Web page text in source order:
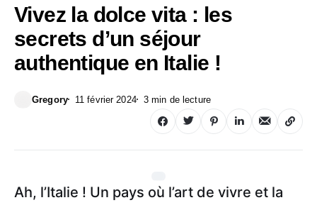
Vivez la dolce vita : les
secrets d’un séjour
authentique en Italie !
Gregory 11 février 2024 3 min de lecture
Ah, l’Italie ! Un pays où l’art de vivre et la